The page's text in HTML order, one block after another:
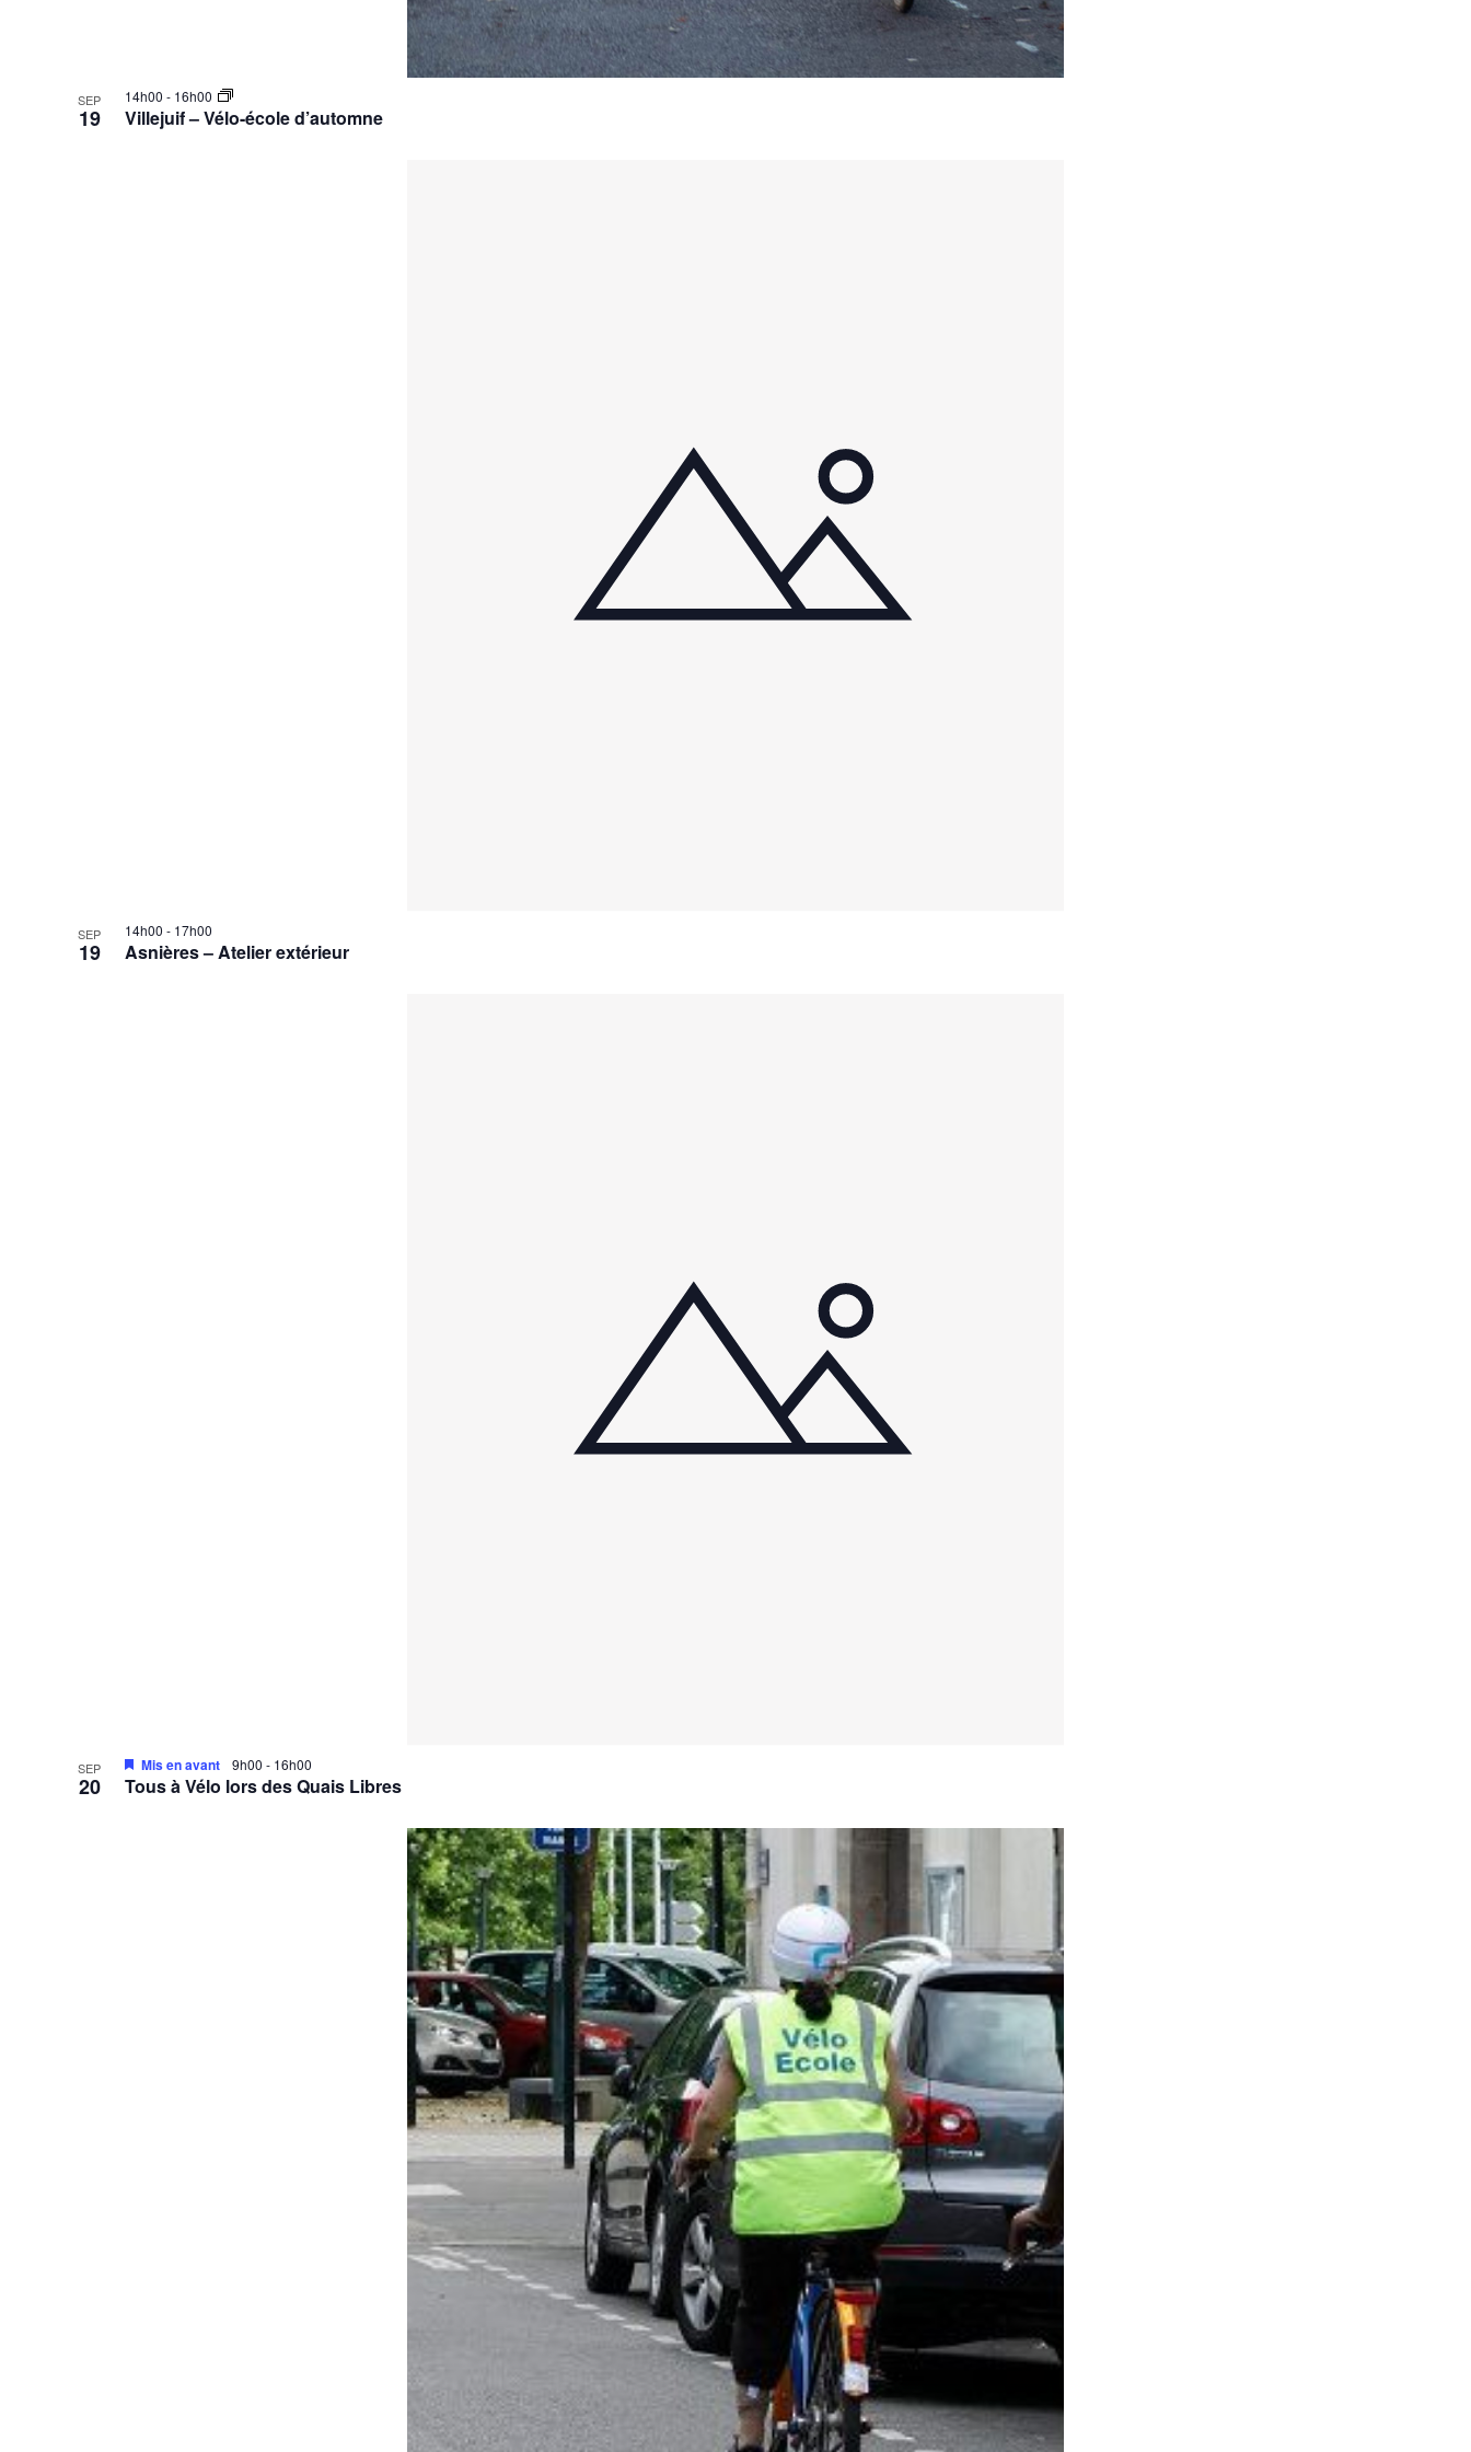
SEP
19 Villejuif – Vélo-école d’automne
14h00 - 16h00
SEP
19 Asnières – Atelier extérieur
14h00 - 17h00
SEP
20 Tous à Vélo lors des Quais Libres
Mis en avant 9h00 - 16h00